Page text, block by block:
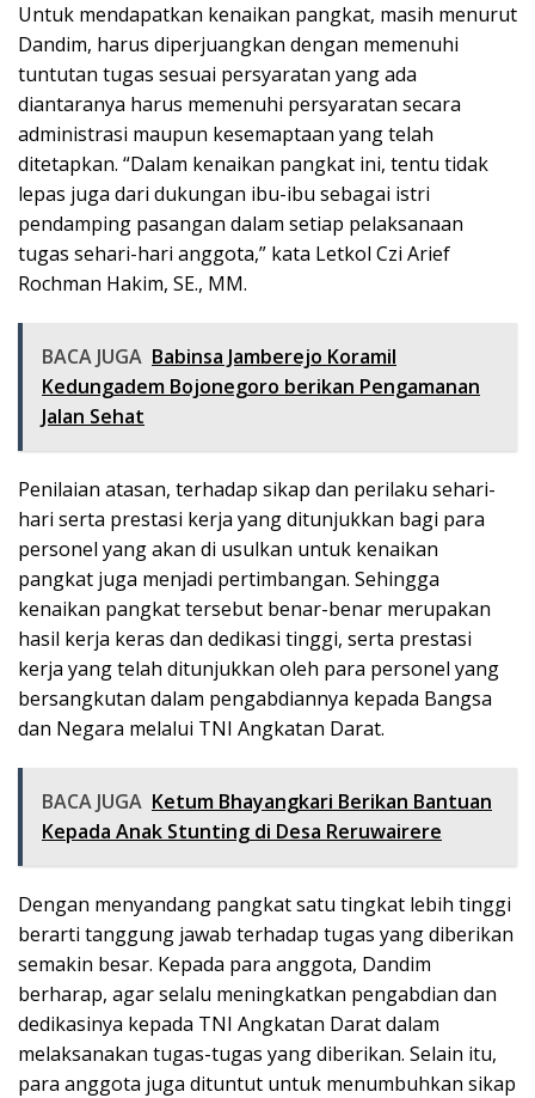
Untuk mendapatkan kenaikan pangkat, masih menurut
Dandim, harus diperjuangkan dengan memenuhi
tuntutan tugas sesuai persyaratan yang ada
diantaranya harus memenuhi persyaratan secara
administrasi maupun kesemaptaan yang telah
ditetapkan. “Dalam kenaikan pangkat ini, tentu tidak
lepas juga dari dukungan ibu-ibu sebagai istri
pendamping pasangan dalam setiap pelaksanaan
tugas sehari-hari anggota,” kata Letkol Czi Arief
Rochman Hakim, SE., MM.
BACA JUGA Babinsa Jamberejo Koramil
Kedungadem Bojonegoro berikan Pengamanan
Jalan Sehat
Penilaian atasan, terhadap sikap dan perilaku sehari-
hari serta prestasi kerja yang ditunjukkan bagi para
personel yang akan di usulkan untuk kenaikan
pangkat juga menjadi pertimbangan. Sehingga
kenaikan pangkat tersebut benar-benar merupakan
hasil kerja keras dan dedikasi tinggi, serta prestasi
kerja yang telah ditunjukkan oleh para personel yang
bersangkutan dalam pengabdiannya kepada Bangsa
dan Negara melalui TNI Angkatan Darat.
BACA JUGA Ketum Bhayangkari Berikan Bantuan
Kepada Anak Stunting di Desa Reruwairere
Dengan menyandang pangkat satu tingkat lebih tinggi
berarti tanggung jawab terhadap tugas yang diberikan
semakin besar. Kepada para anggota, Dandim
berharap, agar selalu meningkatkan pengabdian dan
dedikasinya kepada TNI Angkatan Darat dalam
melaksanakan tugas-tugas yang diberikan. Selain itu,
para anggota juga dituntut untuk menumbuhkan sikap